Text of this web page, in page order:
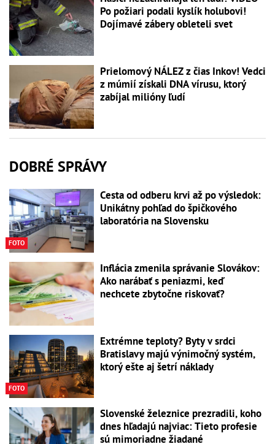
Po požiari podali kyslík holubovi!
Dojímavé zábery obleteli svet
Prielomový NÁLEZ z čias Inkov! Vedci
z múmií získali DNA vírusu, ktorý
zabíjal milióny ľudí
DOBRÉ SPRÁVY
FOTO
Cesta od odberu krvi až po výsledok:
Unikátny pohľad do špičkového
laboratória na Slovensku
Inflácia zmenila správanie Slovákov:
Ako narábať s peniazmi, keď
nechcete zbytočne riskovať?
FOTO
Extrémne teploty? Byty v srdci
Bratislavy majú výnimočný systém,
ktorý ešte aj šetrí náklady
Slovenské železnice prezradili, koho
dnes hľadajú najviac: Tieto profesie
sú mimoriadne žiadané